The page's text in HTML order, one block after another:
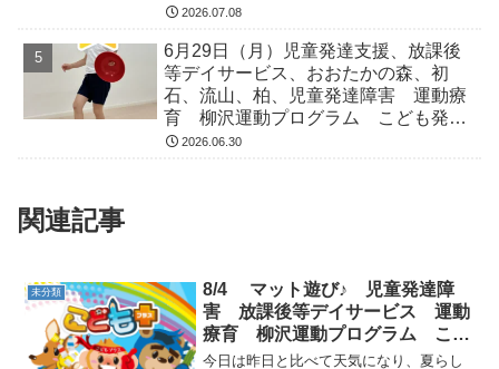
なる 発達障害 放デイ 自閉症
2026.07.08
6月29日（月）児童発達支援、放課後
等デイサービス、おおたかの森、初
石、流山、柏、児童発達障害 運動療
育 柳沢運動プログラム こども発達
気になる 発達障害 放デイ 自閉
2026.06.30
関連記事
未分類
8/4 マット遊び♪ 児童発達障
害 放課後等デイサービス 運動
療育 柳沢運動プログラム こど
もプラス（児童発達支援 放課後
今日は昨日と比べて天気になり、夏らし